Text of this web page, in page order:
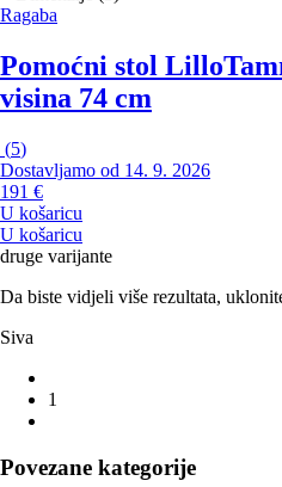
Ragaba
Pomoćni stol Lillo
visina 74 cm
(5)
Dostavljamo od 14. 9. 2026
191 €
U košaricu
U košaricu
druge varijante
Da biste vidjeli više rezultata,
Siva
1
Povezane kategorije